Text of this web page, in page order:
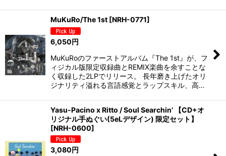
MuKuRo/The 1st [NRH-0771]
6,050円
MuKuRoのファーストアルバム『The 1st』が、フ
ィジカル版限定収録曲とREMIX楽曲を余すことな
く収録した2LPでリリース。 長年磨き上げたオリ
ジナリティ溢れる言語感覚とラップスキル、高…
Yasu-Pacino x Ritto / Soul Searchin’ 【CD+オ
リジナル手ぬぐい(5eLデザイン) 限定セット】
[NRH-0600]
3,080円